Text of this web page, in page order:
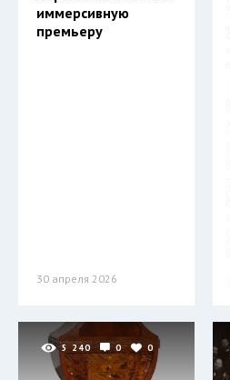
иммерсивную
премьеру
30 апреля 2026
5 240 0 0